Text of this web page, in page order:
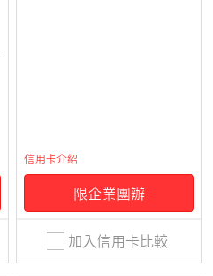
信用卡介紹
限企業團辦
加入信用卡比較